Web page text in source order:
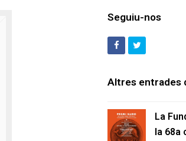
Seguiu-nos
FacebookTwitter
Altres entrades
La
la